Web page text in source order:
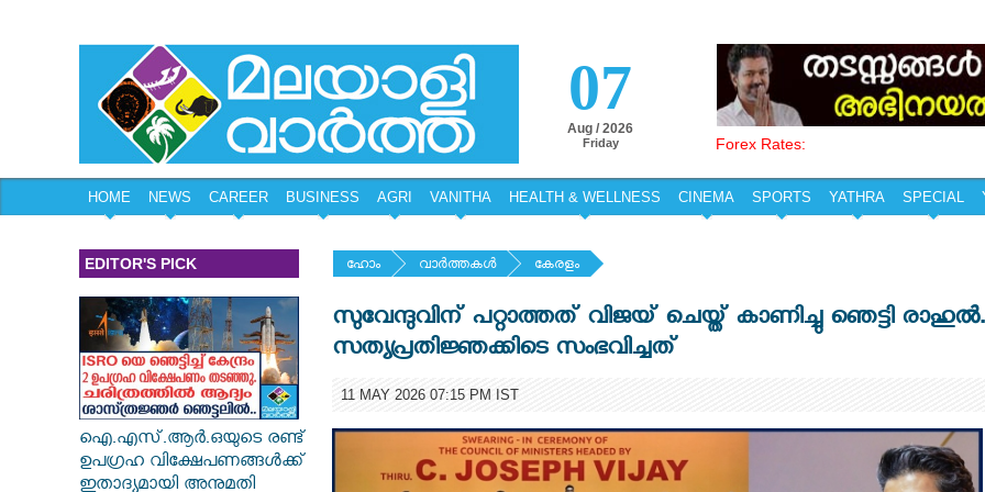
07
Aug / 2026
Friday Forex Rates:
HOME NEWS CAREER BUSINESS AGRI VANITHA HEALTH & WELLNESS CINEMA SPORTS YATHRA SPECIAL
EDITOR'S PICK
ഐ.എസ്.ആർ.ഒയുടെ രണ്ട്
ഉപഗ്രഹ വിക്ഷേപണങ്ങൾക്ക്
ഹോം വാര്‍ത്തകള്‍ കേരളം
സുവേന്ദുവിന് പറ്റാത്തത് വിജയ് ചെയ്ത് കാണിച്ചു ഞെട്ടി
സത്യപ്രതിജ്ഞക്കിടെ സംഭവിച്ചത്
11 MAY 2026 07:15 PM IST